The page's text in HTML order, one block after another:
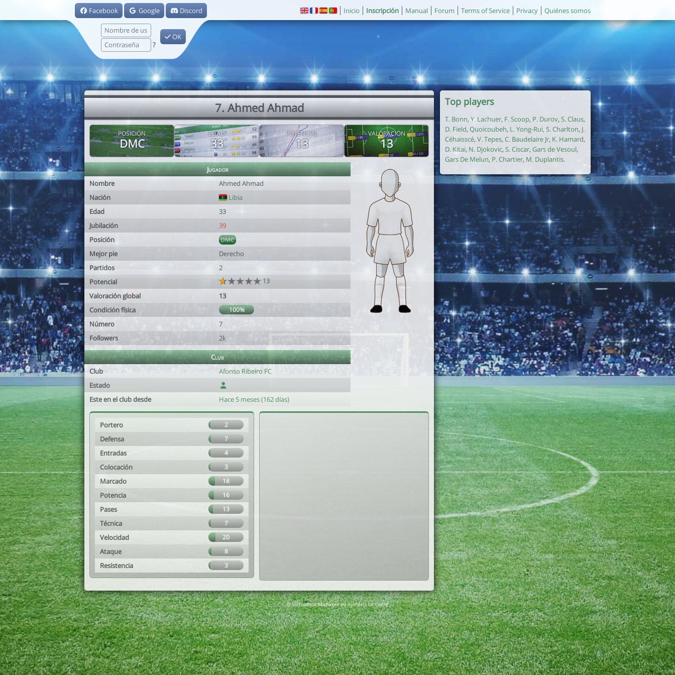
Facebook Google Discord
?
OK
Inicio Inscripción Manual Forum Terms of Service Privacy Quiénes somos
7. Ahmed Ahmad
POSICIÓN
DMC
EDAD
33
POTENCIAL
13
VALORACIÓN
13
Jugador
Nombre
Ahmed Ahmad
Nación
Libia
Edad
33
Jubilación
39
Posición
DMC
Mejor pie
Derecho
Partidos
2
Potencial
13
Valoración global
13
Condición física
100%
Número
7
Followers
2k
Club
Club
Afonso Ribeiro FC
Estado
Este en el club desde
Hace 5 meses (162 días)
Portero 2
Defensa 7
Entradas 4
Colocación 3
Marcado 18
Potencia 16
Pases 13
Técnica 7
Velocidad 20
Ataque 8
Resistencia 3
Top players
T. Bonn, Y. Lachuer, F. Scoop, P. Durov, S. Claus,
D. Field, Quoicoubeh, L. Yong-Rui, S. Charlton, J.
Céhaisscé, V. Tepes, C. Baudelaire Jr, K. Hamard,
D. Kitai, N. Djokovic, S. Ciscar, Gars de Vesoul,
Gars De Melun, P. Chartier, M. Duplantis.
© Virtuafoot Manager by Aymeric Le Corre